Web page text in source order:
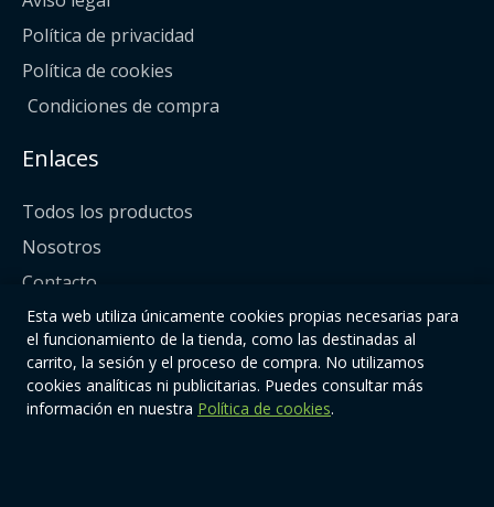
Política de privacidad
Política de cookies
Condiciones de compra
Enlaces
Todos los productos
Nosotros
Contacto
Síguenos
Esta web utiliza únicamente cookies propias necesarias para
el funcionamiento de la tienda, como las destinadas al
carrito, la sesión y el proceso de compra. No utilizamos
cookies analíticas ni publicitarias. Puedes consultar más
información en nuestra Política de cookies.